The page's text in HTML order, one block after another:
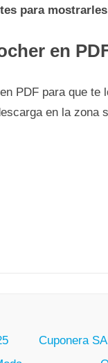
para
en
PDF para que
en la zona
Cuponera